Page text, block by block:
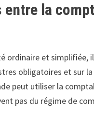
entre la
ordinaire et simplifiée,
obligatoires et sur
peut utiliser la
pas du régime de